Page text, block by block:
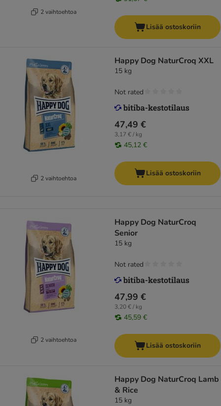
2 vaihtoehtoa
Lisää ostoskoriin
2 vaihtoehtoa
Happy Dog NaturCroq XXL
15 kg
47,49 €
3,17 € / kg
45,12 €
Not rated
Lisää ostoskoriin
2 vaihtoehtoa
Happy Dog NaturCroq
Senior
15 kg
47,99 €
3,20 € / kg
45,59 €
Not rated
Lisää ostoskoriin
Happy Dog NaturCroq Lamb
& Rice
15 kg